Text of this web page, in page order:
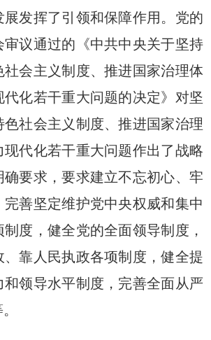
展发挥了引领和保障作用。党的
审议通过的《中共中央关于坚持
会主义制度、推进国家治理体
代化若干重大问题的决定》对坚
社会主义制度、推进国家治理
代化若干重大问题作出了战略
要求，要求建立不忘初心、牢
善坚定维护党中央权威和集中
度，健全党的全面领导制度，
靠人民执政各项制度，健全提
和领导水平制度，完善全面从严